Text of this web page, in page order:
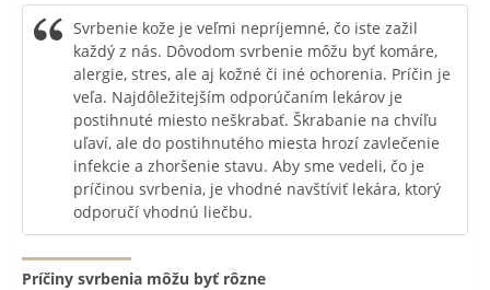
Svrbenie kože je veľmi nepríjemné, čo iste zažil
každý z nás. Dôvodom svrbenie môžu byť komáre,
alergie, stres, ale aj kožné či iné ochorenia. Príčin je
veľa. Najdôležitejším odporúčaním lekárov je
postihnuté miesto neškrabať. Škrabanie na chvíľu
uľaví, ale do postihnutého miesta hrozí zavlečenie
infekcie a zhoršenie stavu. Aby sme vedeli, čo je
príčinou svrbenia, je vhodné navštíviť lekára, ktorý
odporučí vhodnú liečbu.
Príčiny svrbenia môžu byť rôzne